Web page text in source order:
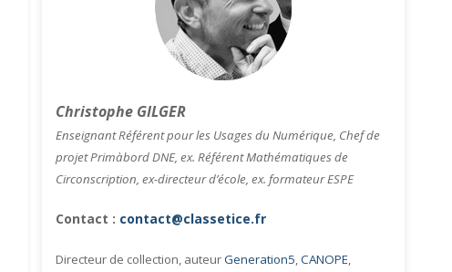
Christophe GILGER
Enseignant Référent pour les Usages du Numérique, Chef de
projet Primàbord DNE, ex. Référent Mathématiques de
Circonscription, ex-directeur d’école, ex. formateur ESPE
Contact : contact@classetice.fr
Directeur de collection, auteurGeneration5,CANOPE,